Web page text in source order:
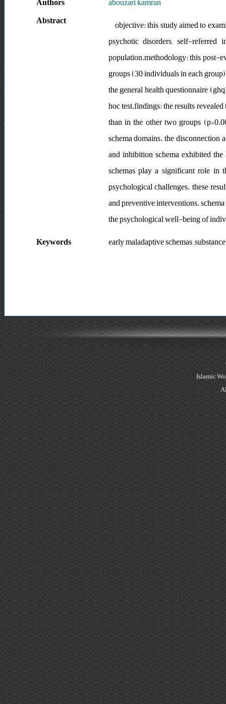
Abstract
objective: this study aimed to
psychotic disorders, self-
population.methodology: this post-
groups (30 individuals in each
the general health questionnaire
hoc test.findings: the results
than in the other two groups
schema domains. the
and inhibition schema exhibited
schemas play a significant role in
psychological challenges. these
and preventive interventions.
the psychological well-being of
Keywords
early maladaptive schemas
Islamic